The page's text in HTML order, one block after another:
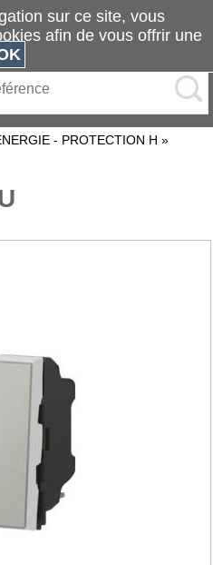
- PROTECTION H »
sur ce site, vous
afin de vous offrir une